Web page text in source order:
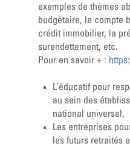
exemples de thèmes
budgétaire, le compte
crédit immobilier, la
surendettement, etc.
Pour en savoir + :
L’éducatif pour
au sein des
national universel,
Les entreprises
les futurs retraités